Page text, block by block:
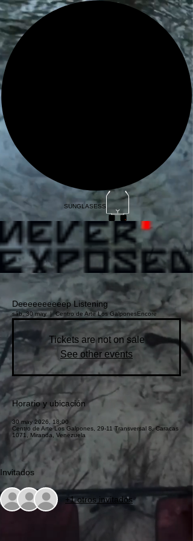
SUNGLASESS
Deeeeeeeeeep Listening
sáb, 30 may
  |
Centro de Arte Los GalponesEncore
Tickets are not on sale
See other events
Horario y ubicación
30 may 2026, 18:00
Centro de Arte Los Galpones, 29-11 Transversal 8, Caracas
1071, Miranda, Venezuela
Invitados
+1 otros invitados